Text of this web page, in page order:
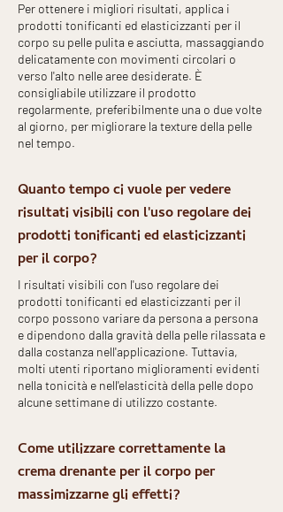
Per ottenere i migliori risultati, applica i
prodotti tonificanti ed elasticizzanti per il
corpo su pelle pulita e asciutta, massaggiando
delicatamente con movimenti circolari o
verso l'alto nelle aree desiderate. È
consigliabile utilizzare il prodotto
regolarmente, preferibilmente una o due volte
al giorno, per migliorare la texture della pelle
nel tempo.
Quanto tempo ci vuole per vedere
risultati visibili con l'uso regolare dei
prodotti tonificanti ed elasticizzanti
per il corpo?
I risultati visibili con l'uso regolare dei
prodotti tonificanti ed elasticizzanti per il
corpo possono variare da persona a persona
e dipendono dalla gravità della pelle rilassata e
dalla costanza nell'applicazione. Tuttavia,
molti utenti riportano miglioramenti evidenti
nella tonicità e nell'elasticità della pelle dopo
alcune settimane di utilizzo costante.
Come utilizzare correttamente la
crema drenante per il corpo per
massimizzarne gli effetti?